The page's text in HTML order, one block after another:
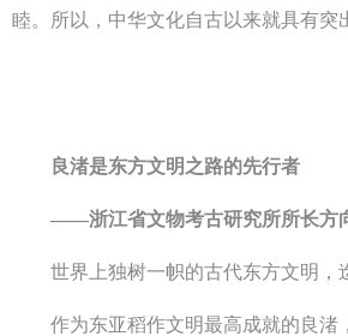
睦。所以，中华文化自古以来就具有突
良渚是东方文明之路的先行者
——浙江省文物考古研究所所长方
世界上独树一帜的古代东方文明，
作为东亚稻作文明最高成就的良渚，